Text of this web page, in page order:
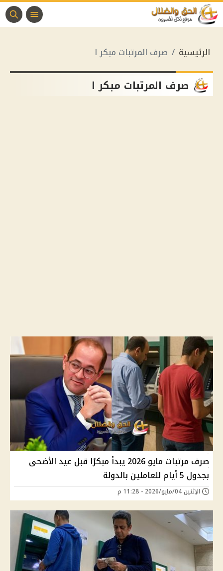
الرئيسية صرف المرتبات مبكر ا
صرف المرتبات مبكر ا
صرف مرتبات مايو 2026 يبدأ مبكرًا قبل عيد الأضحى
بجدول 5 أيام للعاملين بالدولة
الإثنين 04/مايو/2026 - 11:28 م